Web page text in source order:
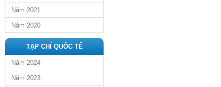
Năm 2021
Năm 2020
TẠP CHÍ QUỐC TẾ
Năm 2024
Năm 2023